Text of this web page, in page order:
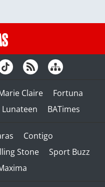
Claire
Fortuna
Lunateen BATimes
Contigo
Stone
Sport Buzz